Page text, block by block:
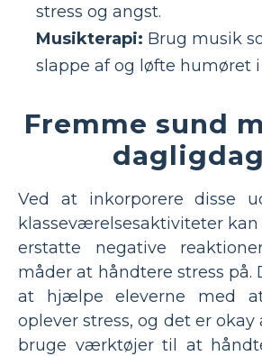
stress og angst.
Musikterapi: Brug musik
slappe af og løfte humøret
Fremme sund
Ved at inkorporere disse
klasseværelsesaktiviteter
erstatte negative
måder at håndtere stress på.
at hjælpe eleverne med
oplever stress, og det er okay
bruge værktøjer til at